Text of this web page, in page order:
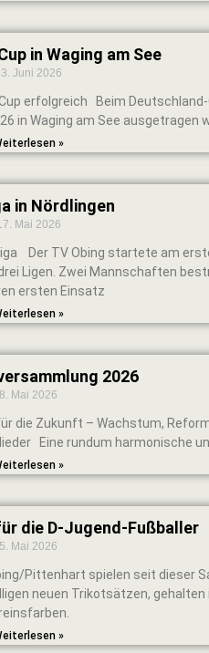
in Waging am See
Juni 2026
erfolgreich Beim
in Waging am See ausgetragen
»
in Nördlingen
Mai 2026
Der TV Obing startete am
Ligen. Zwei Mannschaften
ersten Einsatz
»
2026
8. Mai 2026
die Zukunft – Wachstum,
Eine rundum harmonische
»
die D-Jugend-Fußballer
5. Mai 2026
Pittenhart spielen seit dieser
neuen Trikotsätzen, gehalten
»